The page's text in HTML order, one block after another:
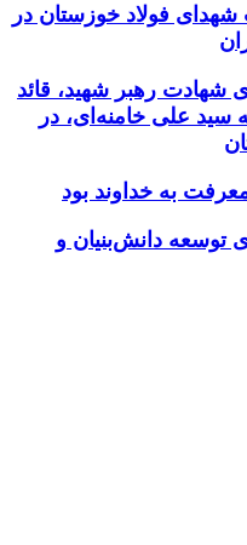
شهدای فولاد خوزستان در
شهادت رهبر شهید، قائد
سید علی خامنه‌ای، در
به خداوند بود
توسعه دانش‌بنیان و